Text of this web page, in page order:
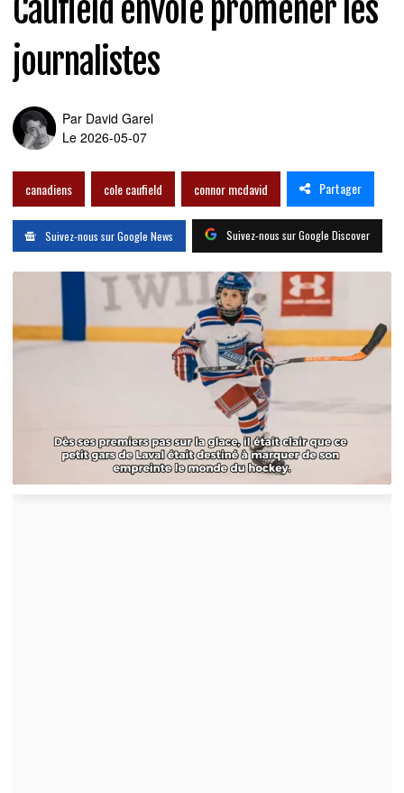
Caufield envoie promener les
journalistes
Par David Garel
Le 2026-05-07
canadiens cole caufield connor mcdavid Partager
Suivez-nous sur Google News Suivez-nous sur Google Discover